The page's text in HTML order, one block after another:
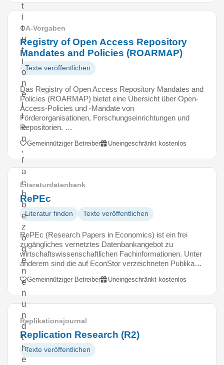
t
i
t
u
t
i
o
n
e
l
l
e
n
,
f
a
c
h
b
e
z
o
g
e
n
e
n
u
n
d
t
h
e
OA-Vorgaben
Registry of Open Access Repository
Mandates and Policies (ROARMAP)
Texte veröffentlichen
Das Registry of Open Access Repository Mandates and
Policies (ROARMAP) bietet eine Übersicht über Open-
Access-Policies und -Mandate von
Förderorganisationen, Forschungseinrichtungen und
Repositorien. …
Gemeinnütziger Betreiber Uneingeschränkt kostenlos
Literaturdatenbank
RePEc
Literatur finden Texte veröffentlichen
RePEc (Research Papers in Economics) ist ein frei
zugängliches vernetztes Datenbankangebot zu
wirtschaftswissenschaftlichen Fachinformationen. Unter
anderem sind die auf EconStor verzeichneten Publika…
Gemeinnütziger Betreiber Uneingeschränkt kostenlos
Replikationsjournal
Replication Research (R2)
Texte veröffentlichen